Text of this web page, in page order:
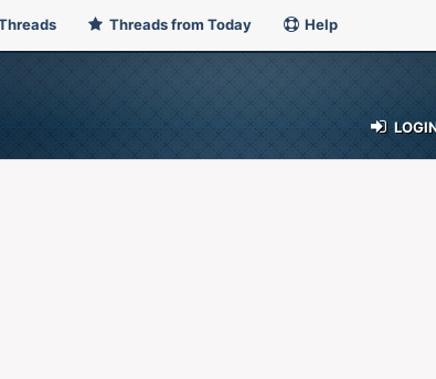
Threads from Today Help